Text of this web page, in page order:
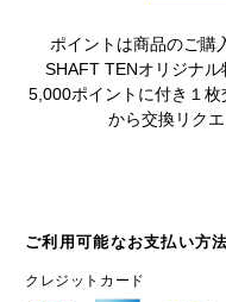
ポイントは商品のご購
SHAFT TENオリジナル
5,000ポイントに付き１
から交換リク
ご利用可能なお支払い方
クレジットカード